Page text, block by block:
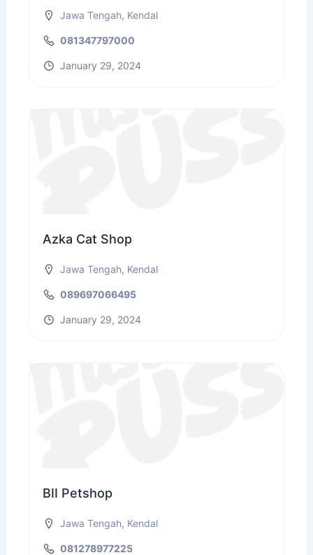
Jawa Tengah, Kendal
081347797000
January 29, 2024
Azka Cat Shop
Jawa Tengah, Kendal
089697066495
January 29, 2024
BII Petshop
Jawa Tengah, Kendal
081278977225